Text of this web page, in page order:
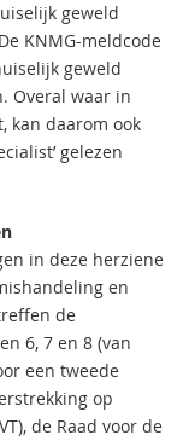
geweld
KNMG-meldcode
geweld
Overal waar in
kan daarom ook
gelezen
in deze herziene
en
de
6, 7 en 8 (van
een tweede
op
de Raad voor de